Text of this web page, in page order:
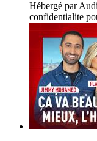
Hébergé par
confidentialite